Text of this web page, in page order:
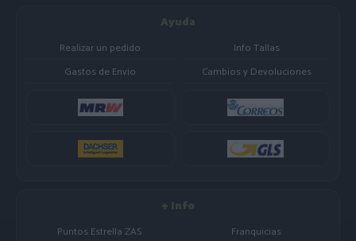
Ayuda
Realizar un pedido
Info Tallas
Gastos de Envio
Cambios y Devoluciones
+ Info
Puntos Estrella ZAS Franquicias